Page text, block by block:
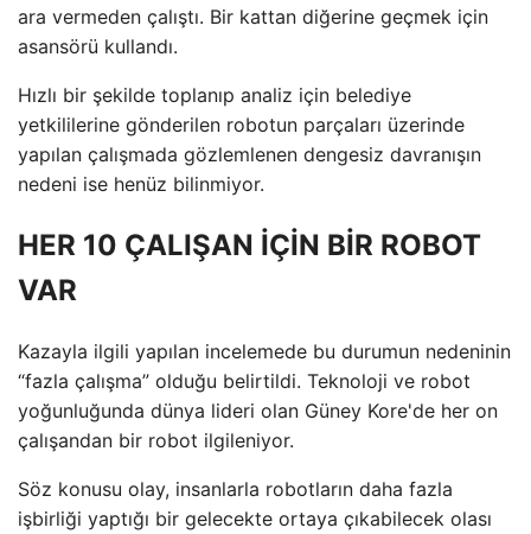
ara vermeden çalıştı. Bir kattan diğerine geçmek için
asansörü kullandı.
Hızlı bir şekilde toplanıp analiz için belediye
yetkililerine gönderilen robotun parçaları üzerinde
yapılan çalışmada gözlemlenen dengesiz davranışın
nedeni ise henüz bilinmiyor.
HER 10 ÇALIŞAN İÇİN BİR ROBOT
VAR
Kazayla ilgili yapılan incelemede bu durumun nedeninin
“fazla çalışma” olduğu belirtildi. Teknoloji ve robot
yoğunluğunda dünya lideri olan Güney Kore'de her on
çalışandan bir robot ilgileniyor.
Söz konusu olay, insanlarla robotların daha fazla
işbirliği yaptığı bir gelecekte ortaya çıkabilecek olası